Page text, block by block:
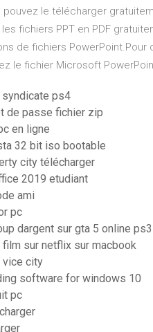
le télécharger
fichiers PPT en PDF
de fichiers PowerPoint.Pour
le fichier Microsoft
ps4
de passe fichier zip
en ligne
32 bit iso bootable
city télécharger
2019 etudiant
ami
pc
dargent sur gta 5 online ps3
sur netflix sur macbook
vice city
software for windows 10
pc